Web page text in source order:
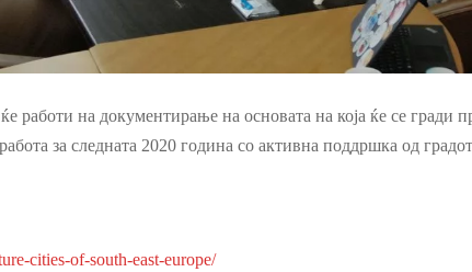
работи на документирање на основата на која ќе се
за следната 2020 година со активна поддршка од
cities-of-south-east-europe/